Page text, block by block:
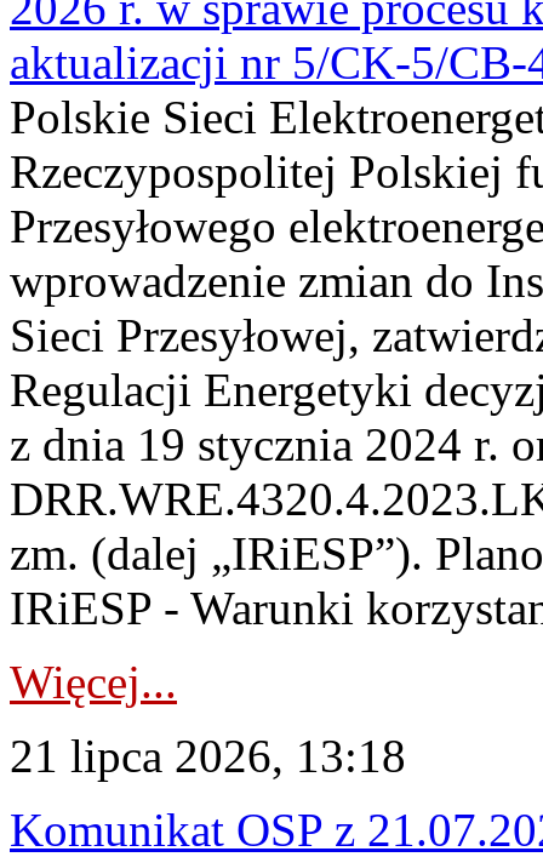
aktualizacji nr 5/CK-5/CB-
Polskie Sieci
Rzeczypospolitej Polskiej
Przesyłowego
wprowadzenie zmian do
Sieci Przesyłowej,
Regulacji Energetyki
z dnia 19 stycznia 2024 r.
zm. (dalej „IRiESP”).
IRiESP - Warunki
Więcej...
21 lipca 2026, 13:18
Komunikat OSP z